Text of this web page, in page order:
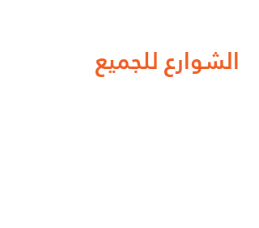
الشوارع للجميع